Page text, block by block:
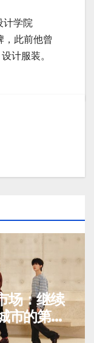
计学院
，此前他曾
计服装。
场：继续
市的第